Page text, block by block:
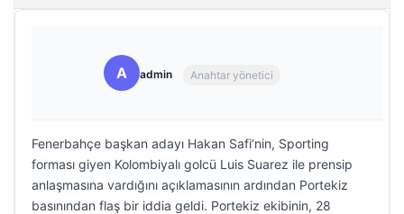
A admin Anahtar yönetici
Fenerbahçe başkan adayı Hakan Safi’nin, Sporting
forması giyen Kolombiyalı golcü Luis Suarez ile prensip
anlaşmasına vardığını açıklamasının ardından Portekiz
basınından flaş bir iddia geldi. Portekiz ekibinin, 28